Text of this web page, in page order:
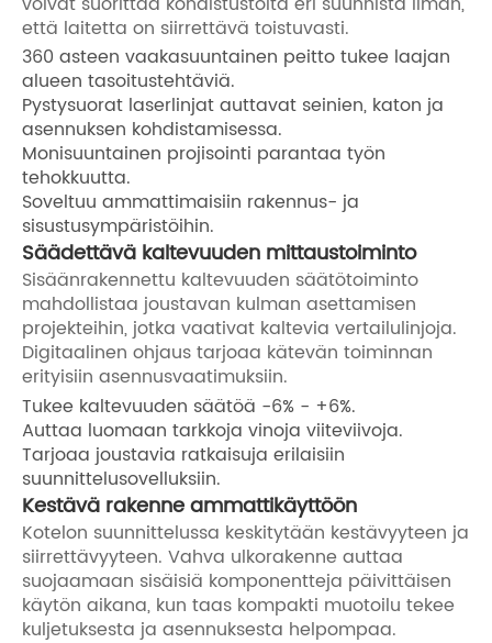
että laitetta on siirrettävä toistuvasti.
360 asteen vaakasuuntainen peitto tukee laajan
alueen tasoitustehtäviä.
Pystysuorat laserlinjat auttavat seinien, katon ja
asennuksen kohdistamisessa.
Monisuuntainen projisointi parantaa työn
tehokkuutta.
Soveltuu ammattimaisiin rakennus- ja
sisustusympäristöihin.
Säädettävä kaltevuuden mittaustoiminto
Sisäänrakennettu kaltevuuden säätötoiminto
mahdollistaa joustavan kulman asettamisen
projekteihin, jotka vaativat kaltevia vertailulinjoja.
Digitaalinen ohjaus tarjoaa kätevän toiminnan
erityisiin asennusvaatimuksiin.
Tukee kaltevuuden säätöä -6% - +6%.
Auttaa luomaan tarkkoja vinoja viiteviivoja.
Tarjoaa joustavia ratkaisuja erilaisiin
suunnittelusovelluksiin.
Kestävä rakenne ammattikäyttöön
Kotelon suunnittelussa keskitytään kestävyyteen ja
siirrettävyyteen. Vahva ulkorakenne auttaa
suojaamaan sisäisiä komponentteja päivittäisen
käytön aikana, kun taas kompakti muotoilu tekee
kuljetuksesta ja asennuksesta helpompaa.